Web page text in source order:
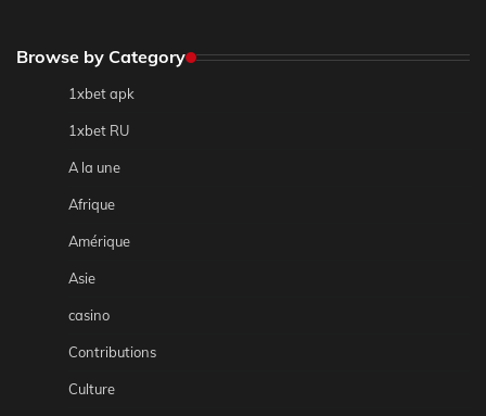
Browse by Category
1xbet apk
1xbet RU
A la une
Afrique
Amérique
Asie
casino
Contributions
Culture